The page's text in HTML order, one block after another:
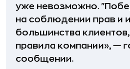
уже невозможно.
на соблюдении прав и
большинства
правила компании», —
сообщении.